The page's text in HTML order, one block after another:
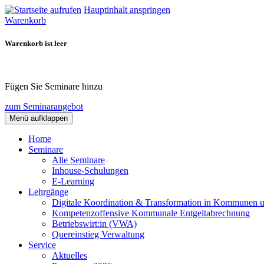
Hauptinhalt anspringen
Warenkorb
Warenkorb ist leer
Fügen Sie Seminare hinzu
zum Seminarangebot
Menü aufklappen
Home
Seminare
Alle Seminare
Inhouse-Schulungen
E-Learning
Lehrgänge
Digitale Koordination & Transformation in Kommunen
Kompetenzoffensive Kommunale Entgeltabrechnung
Betriebswirt:in (VWA)
Quereinstieg Verwaltung
Service
Aktuelles